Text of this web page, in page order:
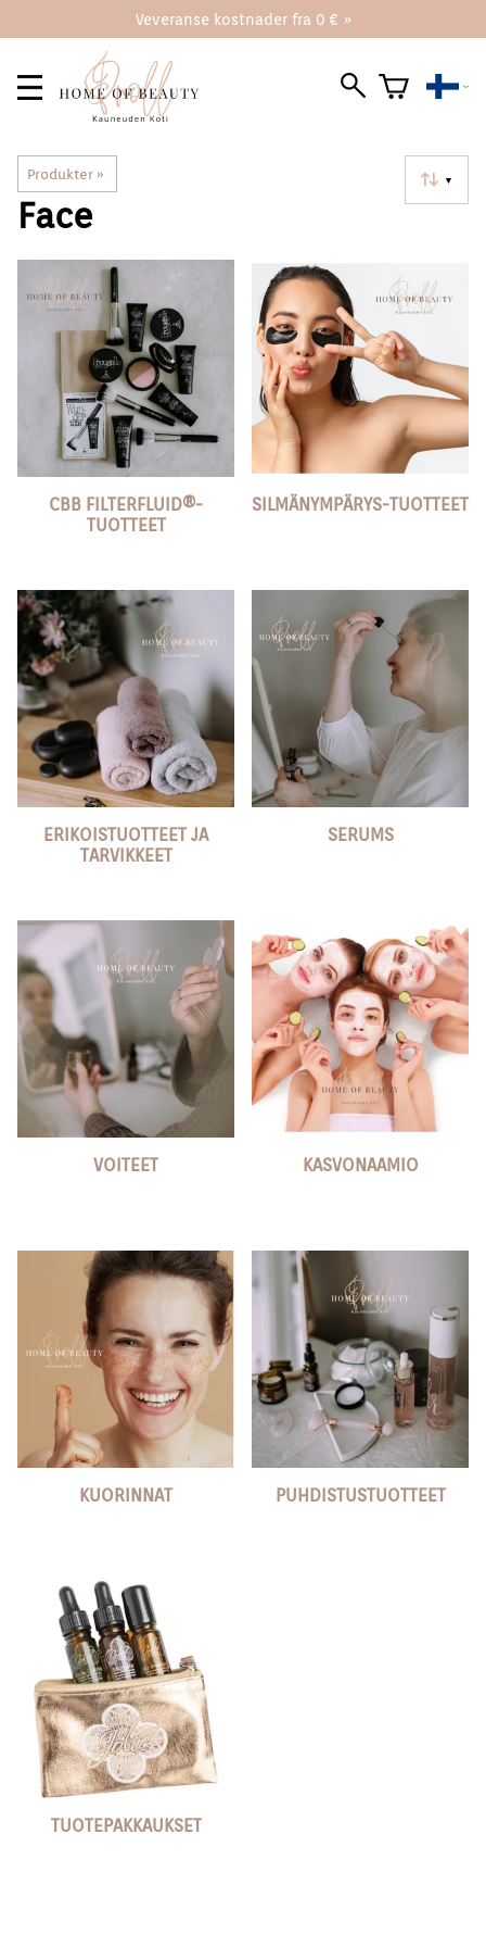
Veveranse kostnader fra 0 € »
Produkter ‪» ▼
Face
CBB FILTERFLUID®️-
TUOTTEET
SILMÄNYMPÄRYS-TUOTTEET
ERIKOISTUOTTEET JA
TARVIKKEET
SERUMS
VOITEET KASVONAAMIO
KUORINNAT PUHDISTUSTUOTTEET
TUOTEPAKKAUKSET